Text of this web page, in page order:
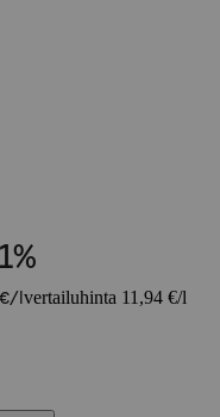
l vertailuhinta 11,94 €/l